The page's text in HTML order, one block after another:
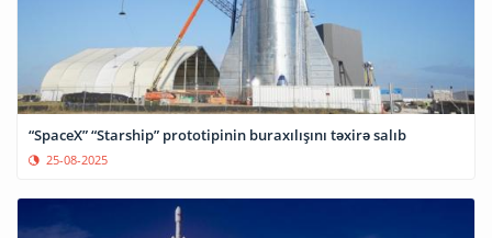
“SpaceX” “Starship” prototipinin buraxılışını təxirə salıb
25-08-2025